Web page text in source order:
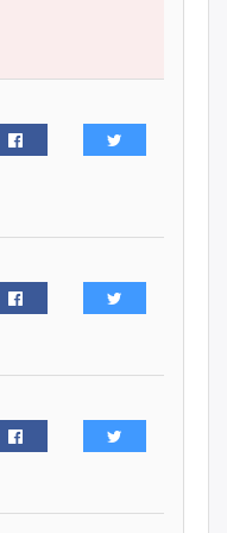
6 блок орон сууцны
угсралтын ажил
Хүүхдийн эсрэг
хүчирхийлэл үйлдвэл
нь хорих ял
зураг”-ийн